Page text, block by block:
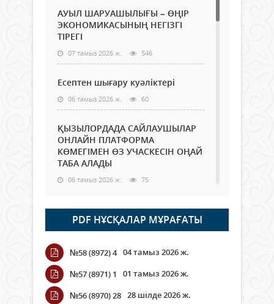
АУЫЛ ШАРУАШЫЛЫҒЫ – ӨҢІР
ЭКОНОМИКАСЫНЫҢ НЕГІЗГІ
ТІРЕГІ
07 тамыз 2026 ж. 546
Есептен шығару куәліктері
06 тамыз 2026 ж. 60
ҚЫЗЫЛОРДАДА САЙЛАУШЫЛАР
ОНЛАЙН ПЛАТФОРМА
КӨМЕГІМЕН ӨЗ УЧАСКЕСІН ОҢАЙ
ТАБА АЛАДЫ
06 тамыз 2026 ж. 75
Open Air: Қызылорда облысы
полиция департаменті 20
мыңнан астам көрерменнің
қауіпсіздігін қамтамасыз етті
06 тамыз 2026 ж.
Wi-Fi ҚАБЫРҒА АРҚЫЛЫ ҚАЛАЙ
ӨТЕДІ?
PDF НҰСҚАЛАР МҰРАҒАТЫ
№58 (8972) 4 04 тамыз 2026 ж.
№57 (8971) 1
01 тамыз 2026 ж.
№56 (8970) 28 28 шілде 2026 ж.